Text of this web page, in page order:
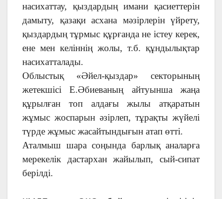
насихаттау, қыздардың имани қасиеттерін
дамыту, қазақи асхана мәзірлерін үйрету,
қыздардың тұрмыс құрғанда не істеу керек,
ене мен келіннің жолы, т.б. құндылықтар
насихатталады.
Облыстық «Әйел-қыздар» секторының
жетекшісі Е.Әбиеваның айтуынша жаңа
құрылған топ алдағы жылы атқаратын
жұмыс жоспарын әзірлеп, тұрақты жүйелі
түрде жұмыс жасайтындығын атап өтті.
Аталмыш шара соңында барлық аналарға
мерекелік дастархан жайылып, сый-сипат
берілді.